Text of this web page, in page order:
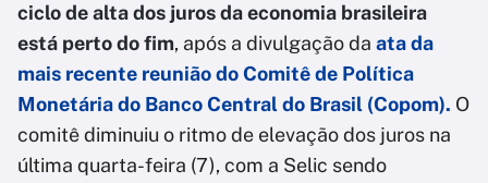
ciclo de alta dos juros da economia brasileira
está perto do fim, após a divulgação da ata da
mais recente reunião do Comitê de Política
Monetária do Banco Central do Brasil (Copom). O
comitê diminuiu o ritmo de elevação dos juros na
última quarta-feira (7), com a Selic sendo